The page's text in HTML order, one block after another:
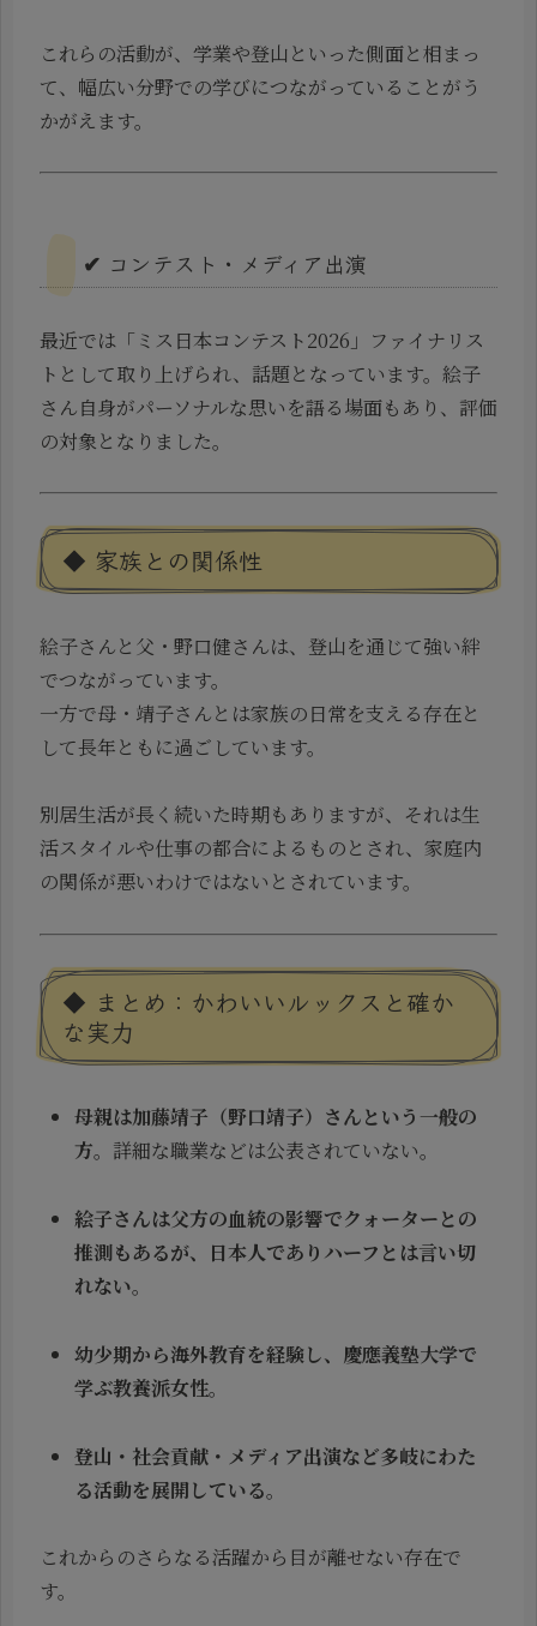
これらの活動が、学業や登山といった側面と相まっ
て、幅広い分野での学びにつながっていることがう
かがえます。
✔ コンテスト・メディア出演
最近では「ミス日本コンテスト2026」ファイナリス
トとして取り上げられ、話題となっています。絵子
さん自身がパーソナルな思いを語る場面もあり、評価
の対象となりました。
◆ 家族との関係性
絵子さんと父・野口健さんは、登山を通じて強い絆
でつながっています。
一方で母・靖子さんとは家族の日常を支える存在と
して長年ともに過ごしています。
別居生活が長く続いた時期もありますが、それは生
活スタイルや仕事の都合によるものとされ、家庭内
の関係が悪いわけではないとされています。
◆ まとめ：かわいいルックスと確か
な実力
母親は加藤靖子（野口靖子）さんという一般の
方。詳細な職業などは公表されていない。
絵子さんは父方の血統の影響でクォーターとの
推測もあるが、日本人でありハーフとは言い切
れない。
幼少期から海外教育を経験し、慶應義塾大学で
学ぶ教養派女性。
登山・社会貢献・メディア出演など多岐にわた
る活動を展開している。
これからのさらなる活躍から目が離せない存在で
す。